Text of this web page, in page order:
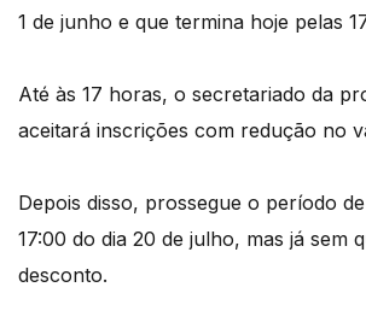
1 de junho e que termina hoje pelas
Até às 17 horas, o secretariado da
aceitará inscrições com redução no
Depois disso, prossegue o período
17:00 do dia 20 de julho, mas já sem
desconto.